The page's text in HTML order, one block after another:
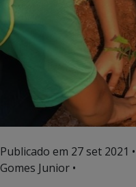
Publicado em 27 set 2021
Gomes Junior •